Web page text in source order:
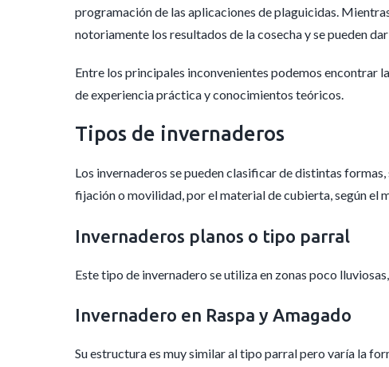
programación de las aplicaciones de plaguicidas.
notoriamente los resultados de la cosecha y se pueden
Entre los principales inconvenientes podemos encontrar
de experiencia práctica y conocimientos teóricos.
Tipos de invernaderos
Los invernaderos se pueden clasificar de distintas
fijación o movilidad, por el material de cubierta, según el
Invernaderos planos o tipo parral
Este tipo de invernadero se utiliza en zonas poco
Invernadero en Raspa y Amagado
Su estructura es muy similar al tipo parral pero varía la